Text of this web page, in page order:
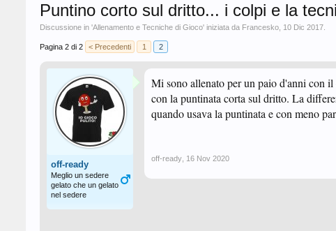
Puntino corto sul dritto... i colpi e la
Discussione in 'Allenamento e Tecniche di Gioco' iniziata da Francesko 10 Dic 2017
Pagina 2 di 2 < Precedenti 1 2
off-ready
Meglio un sedere
gelato che un gelato
nel sedere
Mi sono allenato per un paio d'anni con il
con la puntinata corta sul dritto. La
quando usava la puntinata e con meno
off-ready 16 Nov 2020